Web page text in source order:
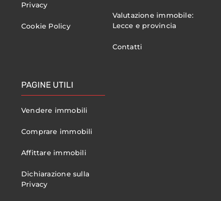
Privacy
Cookie Policy
Valutazione immobile:
Lecce e provincia
Contatti
PAGINE UTILI
Vendere immobili
Comprare immobili
Affittare immobili
Dichiarazione sulla
Privacy